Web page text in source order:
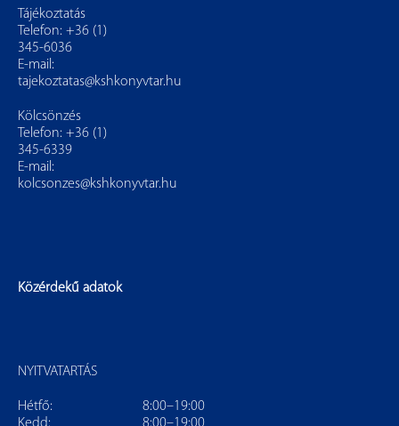
Tájékoztatás
Telefon: +36 (1)
345-6036
E-mail:
tajekoztatas@kshkonyvtar.hu
Kölcsönzés
Telefon: +36 (1)
345-6339
E-mail:
kolcsonzes@kshkonyvtar.hu
Közérdekű adatok
NYITVATARTÁS
Hétfő:
8:00–19:00